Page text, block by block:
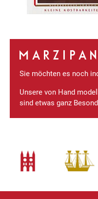
Sie möchten es noch
Unsere von Hand
sind etwas ganz